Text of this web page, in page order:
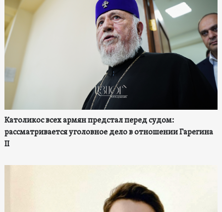
Католикос всех армян предстал перед судом:
рассматривается уголовное дело в отношении Гарегина
II